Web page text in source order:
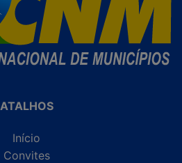
ATALHOS
Início
Convites